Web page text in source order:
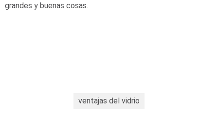
grandes y buenas cosas.
ventajas del vidrio